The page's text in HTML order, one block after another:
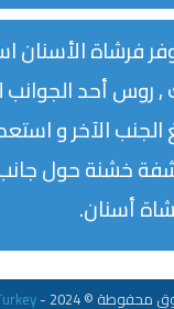
فرشاة
روس أحد الجوانب
الآخر و
خشنة حول
أسنان.
محفوطة © 2024 -